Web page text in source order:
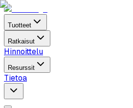
Tuotteet
Ratkaisut
Hinnoittelu
Resurssit
Tietoa